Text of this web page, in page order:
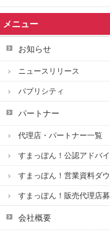
メニュー
お知らせ
ニュースリリース
パブリシティ
パートナー
代理店・パートナー一覧
すまっぽん！公認アドバ
すまっぽん！営業資料ダ
すまっぽん！販売代理店
会社概要